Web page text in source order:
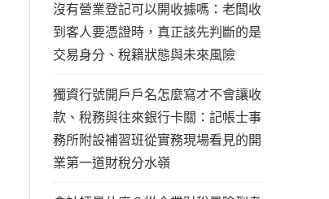
沒有營業登記可以開收據嗎：老闆收
到客人要憑證時，真正該先判斷的是
交易身分、稅籍狀態與未來風險
獨資行號開戶戶名怎麼寫才不會讓收
款、稅務與往來銀行卡關：記帳士事
務所附設補習班從實務現場看見的開
業第一道財稅分水嶺